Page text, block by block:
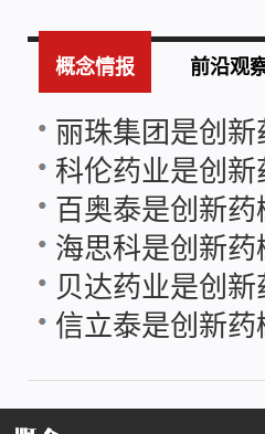
概念情报 前沿观
丽珠集团是创新
科伦药业是创新
百奥泰是创新药
海思科是创新药
贝达药业是创新
信立泰是创新药